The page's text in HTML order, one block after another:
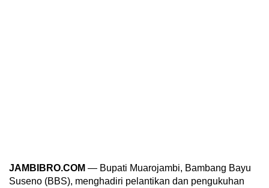
JAMBIBRO.COM — Bupati Muarojambi, Bambang Bayu
Suseno (BBS), menghadiri pelantikan dan pengukuhan